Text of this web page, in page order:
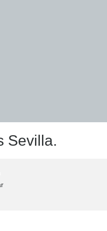
Sevilla.